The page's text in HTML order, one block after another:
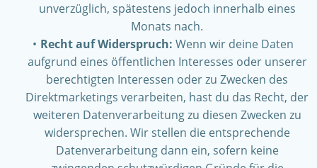
unverzüglich, spätestens jedoch innerhalb eines
Monats nach.
Recht auf Widerspruch: Wenn wir deine Daten
aufgrund eines öffentlichen Interesses oder unserer
berechtigten Interessen oder zu Zwecken des
Direktmarketings verarbeiten, hast du das Recht, der
weiteren Datenverarbeitung zu diesen Zwecken zu
widersprechen. Wir stellen die entsprechende
Datenverarbeitung dann ein, sofern keine